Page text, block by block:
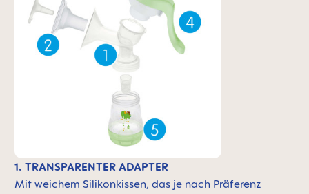
1. TRANSPARENTER ADAPTER
Mit weichem Silikonkissen, das je nach Präferenz